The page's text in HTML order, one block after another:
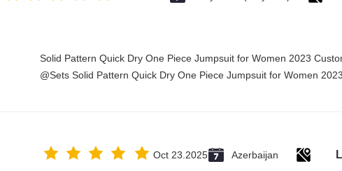
Solid Pattern Quick Dry One Piece Jumpsuit for Women 2023
Sets Solid Pattern Quick Dry One Piece Jumpsuit for Women 2023@
Azerbaijan
Oct 23.2025